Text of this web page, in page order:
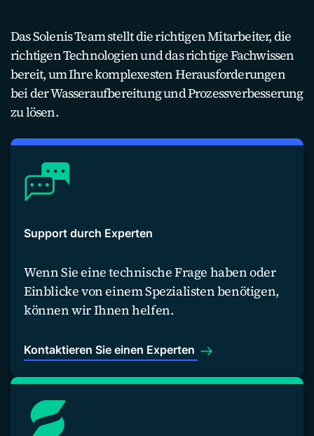
Das Solenis Team stellt die richtigen Mitarbeiter, die
richtigen Technologien und das richtige Fachwissen
bereit, um Ihre komplexesten Herausforderungen
bei der Wasseraufbereitung und Prozessverbesserung
zu lösen.
Support durch Experten
Wenn Sie eine technische Frage haben oder
Einblicke von einem Spezialisten benötigen,
können wir Ihnen helfen.
Kontaktieren Sie einen Experten